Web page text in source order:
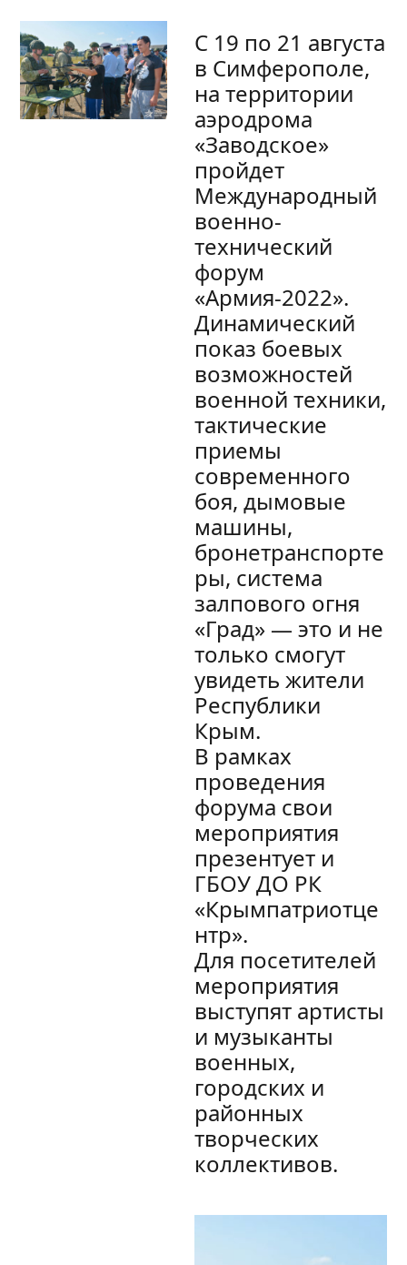
С 19 по 21 августа
в Симферополе,
на территории
аэродрома
«Заводское»
пройдет
Международный
военно-
технический
форум
«Армия-2022».
Динамический
показ боевых
возможностей
военной техники,
тактические
приемы
современного
боя, дымовые
машины,
бронетранспорте
ры, система
залпового огня
«Град» — это и не
только смогут
увидеть жители
Республики
Крым.
В рамках
проведения
форума свои
мероприятия
презентует и
ГБОУ ДО РК
«Крымпатриотце
нтр».
Для посетителей
мероприятия
выступят артисты
и музыканты
военных,
городских и
районных
творческих
коллективов.